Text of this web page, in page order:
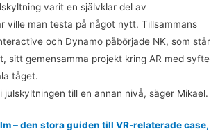
varit en självklar del av
ville man testa på något nytt. Tillsammans
och Dynamo påbörjade NK, som står
sitt gemensamma projekt kring AR med syfte
tåget.
julskyltningen till en annan nivå, säger Mikael.
– den stora guiden till VR-relaterade case,